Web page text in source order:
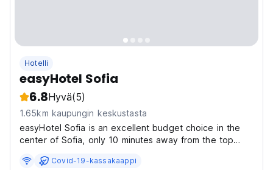
Hotelli
easyHotel Sofia
6.8Hyvä(5)
1.65km kaupungin keskustasta
easyHotel Sofia is an excellent budget choice in the
center of Sofia, only 10 minutes away from the top
With a direct underground connection to Sofia Airport,
Covid-19-kassakaappi